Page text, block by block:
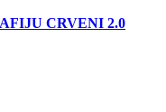
CRVENI 2.0